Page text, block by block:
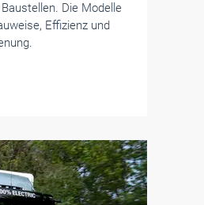
Die Modelle
Effizienz und